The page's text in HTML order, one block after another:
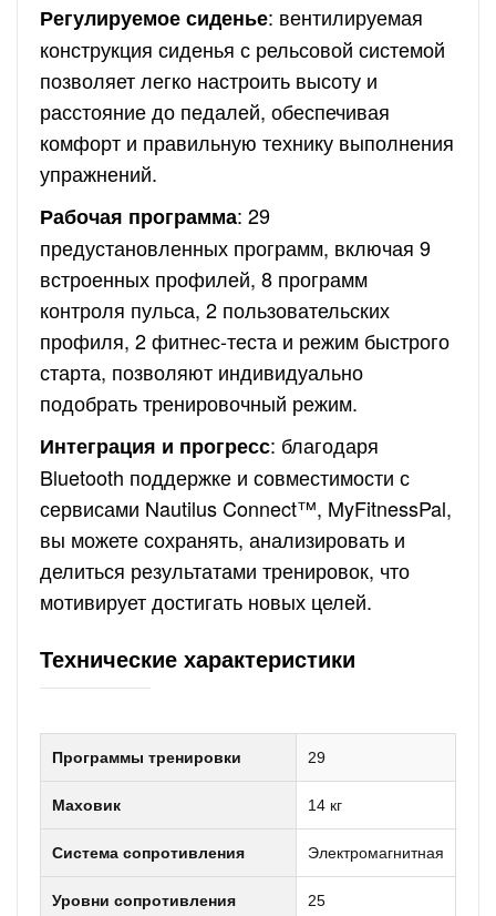
Регулируемое сиденье: вентилируемая
конструкция сиденья с рельсовой системой
позволяет легко настроить высоту и
расстояние до педалей, обеспечивая
комфорт и правильную технику выполнения
упражнений.
Рабочая программа: 29
предустановленных программ, включая 9
встроенных профилей, 8 программ
контроля пульса, 2 пользовательских
профиля, 2 фитнес-теста и режим быстрого
старта, позволяют индивидуально
подобрать тренировочный режим.
Интеграция и прогресс: благодаря
Bluetooth поддержке и совместимости с
сервисами Nautilus Connect™, MyFitnessPal,
вы можете сохранять, анализировать и
делиться результатами тренировок, что
мотивирует достигать новых целей.
Технические характеристики
Программы тренировки 29
Маховик 14 кг
Система сопротивления Электромагнитная
Уровни сопротивления 25